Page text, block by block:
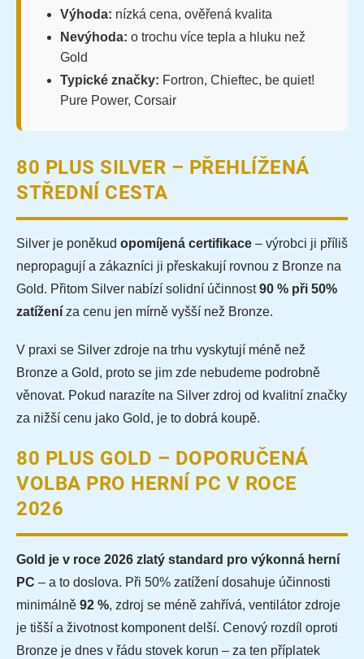
Výhoda: nízká cena, ověřená kvalita
Nevýhoda: o trochu více tepla a hluku než
Gold
Typické značky: Fortron, Chieftec, be quiet!
Pure Power, Corsair
80 PLUS SILVER – PŘEHLÍŽENÁ
STŘEDNÍ CESTA
Silver je poněkud opomíjená certifikace – výrobci ji příliš
nepropagují a zákazníci ji přeskakují rovnou z Bronze na
Gold. Přitom Silver nabízí solidní účinnost90 % při 50%
zatížení za cenu jen mírně vyšší než Bronze.
V praxi se Silver zdroje na trhu vyskytují méně než
Bronze a Gold, proto se jim zde nebudeme podrobně
věnovat. Pokud narazíte na Silver zdroj od kvalitní značky
za nižší cenu jako Gold, je to dobrá koupě.
80 PLUS GOLD – DOPORUČENÁ
VOLBA PRO HERNÍ PC V ROCE
2026
Gold je v roce 2026 zlatý standard pro výkonná herní
PC – a to doslova. Při 50% zatížení dosahuje účinnosti
minimálně 92 %, zdroj se méně zahřívá, ventilátor zdroje
je tišší a životnost komponent delší. Cenový rozdíl oproti
Bronze je dnes v řádu stovek korun – za ten příplatek